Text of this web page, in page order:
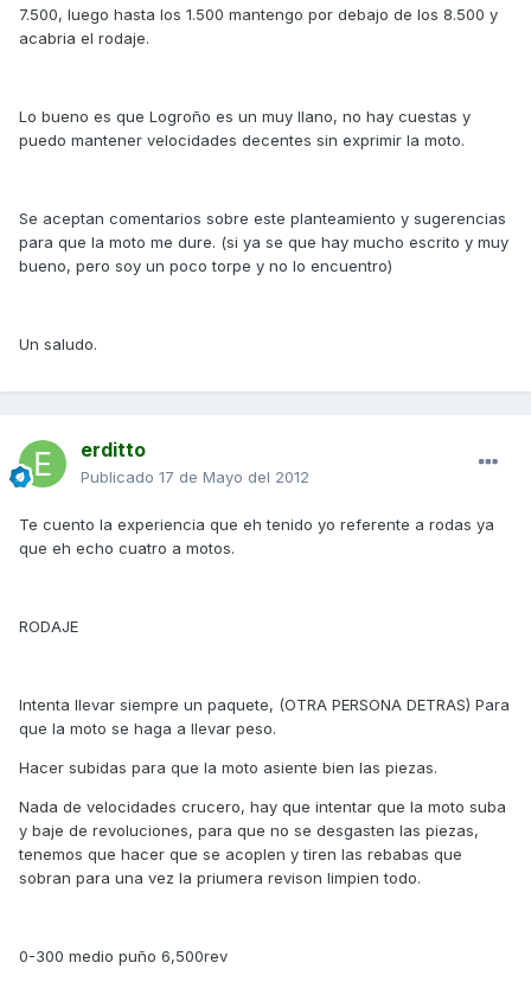
7.500, luego hasta los 1.500 mantengo por debajo de los 8.500 y
acabria el rodaje.
Lo bueno es que Logroño es un muy llano, no hay cuestas y
puedo mantener velocidades decentes sin exprimir la moto.
Se aceptan comentarios sobre este planteamiento y sugerencias
para que la moto me dure. (si ya se que hay mucho escrito y muy
bueno, pero soy un poco torpe y no lo encuentro)
Un saludo.
erditto
Publicado 17 de Mayo del 2012
Te cuento la experiencia que eh tenido yo referente a rodas ya
que eh echo cuatro a motos.
RODAJE
Intenta llevar siempre un paquete, (OTRA PERSONA DETRAS) Para
que la moto se haga a llevar peso.
Hacer subidas para que la moto asiente bien las piezas.
Nada de velocidades crucero, hay que intentar que la moto suba
y baje de revoluciones, para que no se desgasten las piezas,
tenemos que hacer que se acoplen y tiren las rebabas que
sobran para una vez la priumera revison limpien todo.
0-300 medio puño 6,500rev